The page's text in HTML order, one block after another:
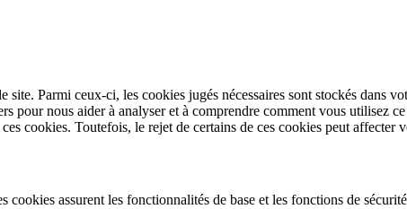
Parmi ceux-ci, les cookies jugés nécessaires sont stockés dans
nous aider à analyser et à comprendre comment vous utilisez
cookies. Toutefois, le rejet de certains de ces cookies peut affecter
assurent les fonctionnalités de base et les fonctions de